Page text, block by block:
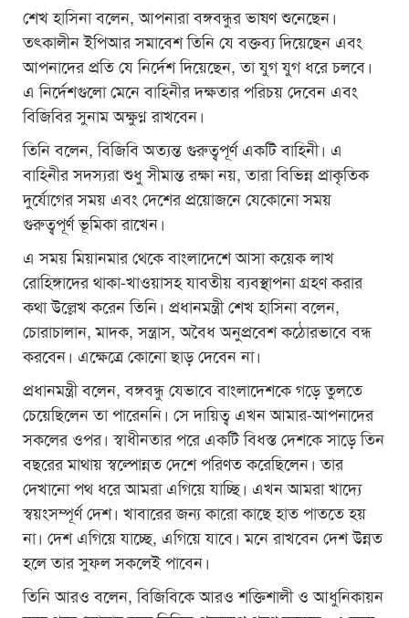
শেখ হাসিনা বলেন, আপনারা বঙ্গবন্ধুর ভাষণ শুনেছেন।
তৎকালীন ইপিআর সমাবেশ তিনি যে বক্তব্য দিয়েছেন এবং
আপনাদের প্রতি যে নির্দেশ দিয়েছেন, তা যুগ যুগ ধরে চলবে।
এ নির্দেশগুলো মেনে বাহিনীর দক্ষতার পরিচয় দেবেন এবং
বিজিবির সুনাম অক্ষুণ্ন রাখবেন।
তিনি বলেন, বিজিবি অত্যন্ত গুরুত্বপূর্ণ একটি বাহিনী। এ
বাহিনীর সদস্যরা শুধু সীমান্ত রক্ষা নয়, তারা বিভিন্ন প্রাকৃতিক
দুর্যোগের সময় এবং দেশের প্রয়োজনে যেকোনো সময়
গুরুত্বপূর্ণ ভূমিকা রাখেন।
এ সময় মিয়ানমার থেকে বাংলাদেশে আসা কয়েক লাখ
রোহিঙ্গাদের থাকা-খাওয়াসহ যাবতীয় ব্যবস্থাপনা গ্রহণ করার
কথা উল্লেখ করেন তিনি। প্রধানমন্ত্রী শেখ হাসিনা বলেন,
চোরাচালান, মাদক, সন্ত্রাস, অবৈধ অনুপ্রবেশ কঠোরভাবে বন্ধ
করবেন। এক্ষেত্রে কোনো ছাড় দেবেন না।
প্রধানমন্ত্রী বলেন, বঙ্গবন্ধু যেভাবে বাংলাদেশকে গড়ে তুলতে
চেয়েছিলেন তা পারেননি। সে দায়িত্ব এখন আমার-আপনাদের
সকলের ওপর। স্বাধীনতার পরে একটি বিধস্ত দেশকে সাড়ে তিন
বছরের মাথায় স্বল্পোন্নত দেশে পরিণত করেছিলেন। তার
দেখানো পথ ধরে আমরা এগিয়ে যাচ্ছি। এখন আমরা খাদ্যে
স্বয়ংসম্পূর্ণ দেশ। খাবারের জন্য কারো কাছে হাত পাততে হয়
না। দেশ এগিয়ে যাচ্ছে, এগিয়ে যাবে। মনে রাখবেন দেশ উন্নত
হলে তার সুফল সকলেই পাবেন।
তিনি আরও বলেন, বিজিবিকে আরও শক্তিশালী ও আধুনিকায়ন